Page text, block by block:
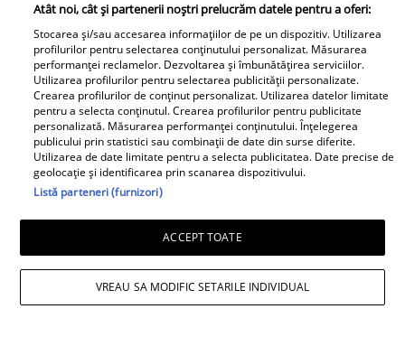
proporții după ce a
anunțat că s-a despărțit
de iubită „Să mă
criticați ușor”.
Internauții i-au bătut
obrazul
care a născut chiar de
ziua ei. Anul acesta face
nunta de lemn!
Viva.ro
El, un actor și artist
boem și rebel, EA un
manechin superb,
Gata! NU mai e niciun
dubiu! Tocmai au
publicat IMAGINEA care
Atât noi, cât și partenerii noștri prelucrăm datele pentru a oferi:
Stocarea și/sau accesarea informațiilor de pe un dispozitiv. Utilizarea
profilurilor pentru selectarea conținutului personalizat. Măsurarea
performanței reclamelor. Dezvoltarea și îmbunătățirea serviciilor.
Utilizarea profilurilor pentru selectarea publicității personalizate.
Crearea profilurilor de conținut personalizat. Utilizarea datelor limitate
pentru a selecta conținutul. Crearea profilurilor pentru publicitate
personalizată. Măsurarea performanței conținutului. Înțelegerea
publicului prin statistici sau combinații de date din surse diferite.
Utilizarea de date limitate pentru a selecta publicitatea. Date precise de
geolocație și identificarea prin scanarea dispozitivului.
Listă parteneri (furnizori)
ACCEPT TOATE
VREAU SA MODIFIC SETARILE INDIVIDUAL